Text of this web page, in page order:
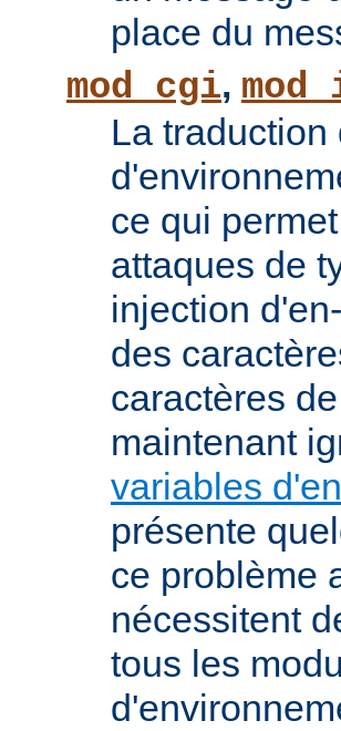
place du
mod_cgi,
La
ce qui
attaques de
injection
des
caractères
maintenant
variables
présente
ce problème
nécessitent
tous les